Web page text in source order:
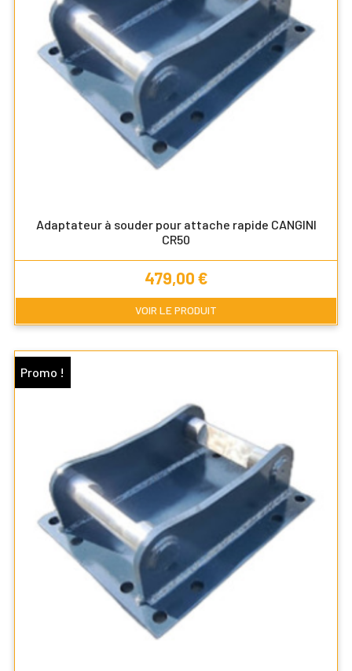
Adaptateur à souder pour attache rapide CANGINI
CR50
Prix
479,00 €
VOIR LE PRODUIT
Promo !